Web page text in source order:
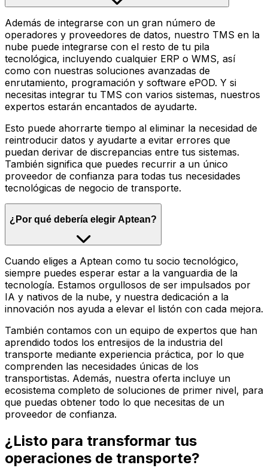
Además de integrarse con un gran número de
operadores y proveedores de datos, nuestro TMS en la
nube puede integrarse con el resto de tu pila
tecnológica, incluyendo cualquier ERP o WMS, así
como con nuestras soluciones avanzadas de
enrutamiento, programación y software ePOD. Y si
necesitas integrar tu TMS con varios sistemas, nuestros
expertos estarán encantados de ayudarte.
Esto puede ahorrarte tiempo al eliminar la necesidad de
reintroducir datos y ayudarte a evitar errores que
puedan derivar de discrepancias entre tus sistemas.
También significa que puedes recurrir a un único
proveedor de confianza para todas tus necesidades
tecnológicas de negocio de transporte.
¿Por qué debería elegir Aptean?
Cuando eliges a Aptean como tu socio tecnológico,
siempre puedes esperar estar a la vanguardia de la
tecnología. Estamos orgullosos de ser impulsados por
IA y nativos de la nube, y nuestra dedicación a la
innovación nos ayuda a elevar el listón con cada mejora.
También contamos con un equipo de expertos que han
aprendido todos los entresijos de la industria del
transporte mediante experiencia práctica, por lo que
comprenden las necesidades únicas de los
transportistas. Además, nuestra oferta incluye un
ecosistema completo de soluciones de primer nivel, para
que puedas obtener todo lo que necesitas de un
proveedor de confianza.
¿Listo para transformar tus
operaciones de transporte?